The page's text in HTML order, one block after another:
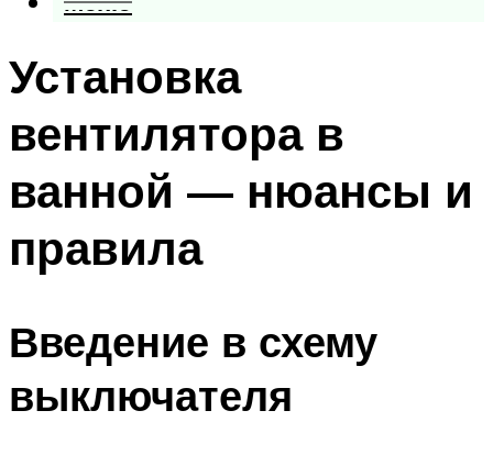
Установка
вентилятора в
ванной — нюансы и
правила
Введение в схему
выключателя